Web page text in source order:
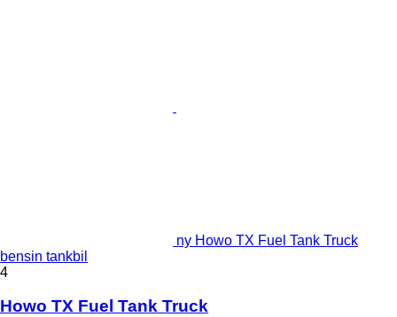
ny Howo TX Fuel Tank Truck
bensin tankbil
4
Howo TX Fuel Tank Truck